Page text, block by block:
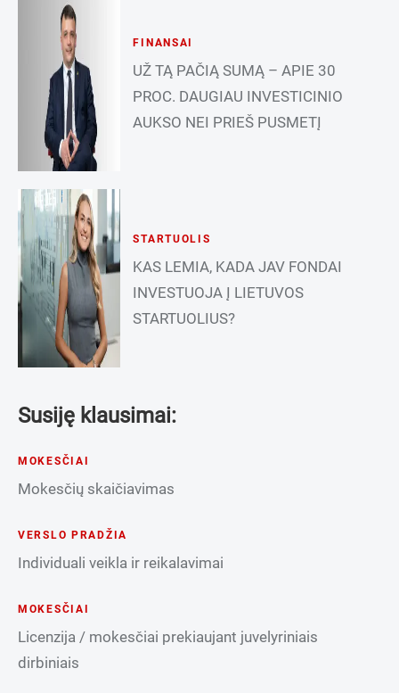
FINANSAI
UŽ TĄ PAČIĄ SUMĄ – APIE 30
PROC. DAUGIAU INVESTICINIO
AUKSO NEI PRIEŠ PUSMETĮ
STARTUOLIS
KAS LEMIA, KADA JAV FONDAI
INVESTUOJA Į LIETUVOS
STARTUOLIUS?
Susiję klausimai:
MOKESČIAI
Mokesčių skaičiavimas
VERSLO PRADŽIA
Individuali veikla ir reikalavimai
MOKESČIAI
Licenzija / mokesčiai prekiaujant juvelyriniais
dirbiniais